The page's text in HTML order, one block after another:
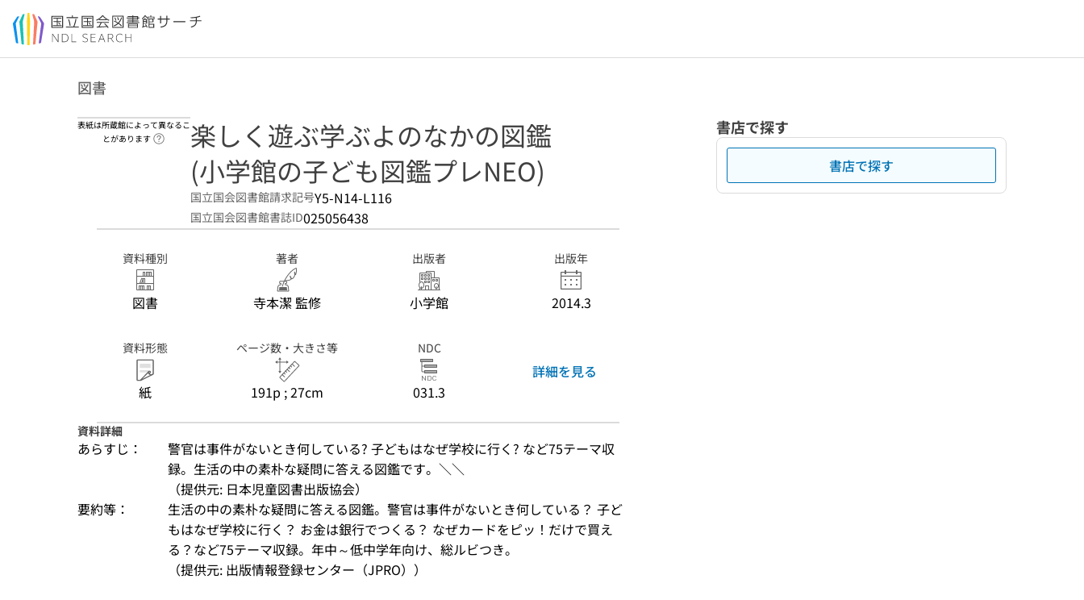
本文へ移動
図書
表紙は所蔵館によって異なるこ
とがあります
ヘルプページへのリンク
楽しく遊ぶ学ぶよのなかの図鑑
(小学館の子ども図鑑プレNEO)
国立国会図書館請求記号Y5-N14-L116
国立国会図書館書誌ID025056438
資料種別
図書
著者
寺本潔 監修
出版者
小学館
出版年
2014.3
資料形態
紙
ページ数・大きさ等
191p ; 27cm
NDC
031.3
詳細を見る
資料詳細
あらすじ：
警官は事件がないとき何している? 子どもはなぜ学校に行く? など75テーマ収
録。生活の中の素朴な疑問に答える図鑑です。＼＼
（提供元: 日本児童図書出版協会）
要約等：
生活の中の素朴な疑問に答える図鑑。警官は事件がないとき何している？ 子ど
もはなぜ学校に行く？ お金は銀行でつくる？ なぜカードをピッ！だけで買え
る？など75テーマ収録。年中～低中学年向け、総ルビつき。
（提供元: 出版情報登録センター（JPRO））
書店で探す
書店で探す